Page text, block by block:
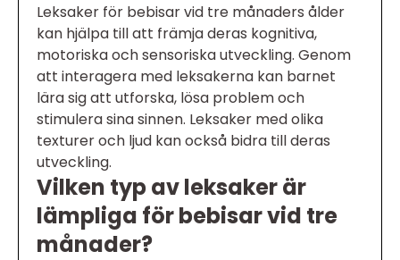
Leksaker för bebisar vid tre månaders ålder
kan hjälpa till att främja deras kognitiva,
motoriska och sensoriska utveckling. Genom
att interagera med leksakerna kan barnet
lära sig att utforska, lösa problem och
stimulera sina sinnen. Leksaker med olika
texturer och ljud kan också bidra till deras
utveckling.
Vilken typ av leksaker är
lämpliga för bebisar vid tre
månader?